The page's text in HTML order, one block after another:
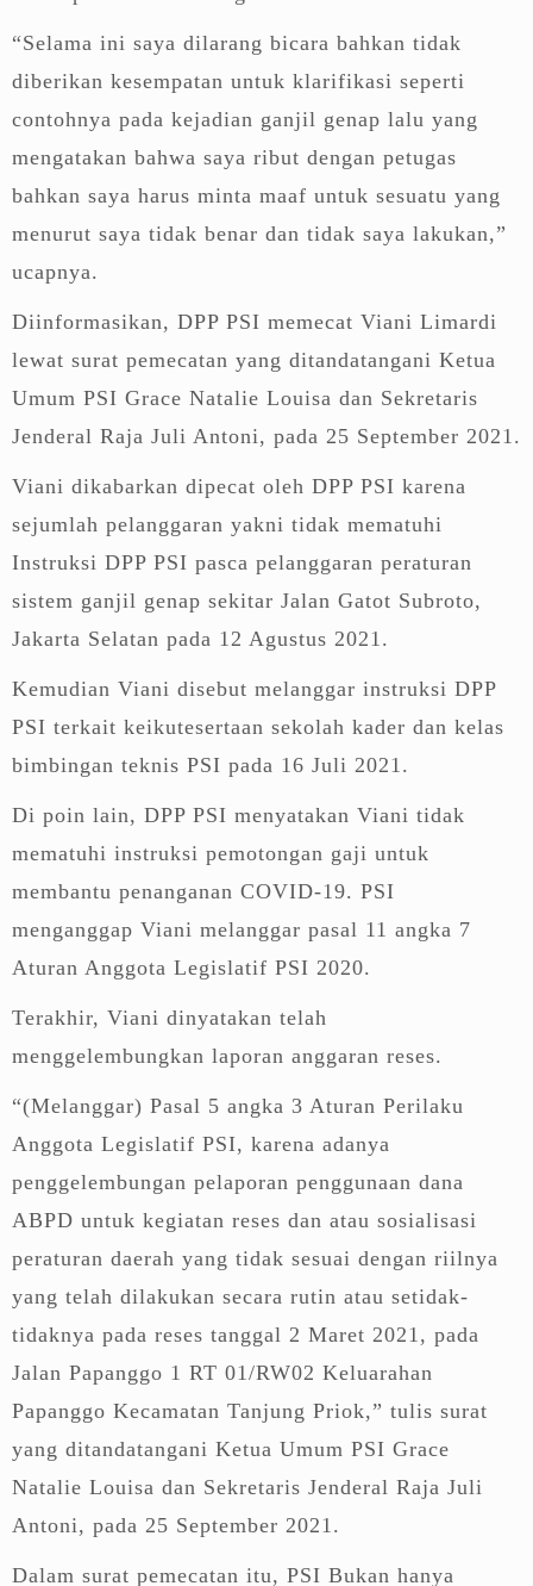
“Selama ini saya dilarang bicara bahkan tidak
diberikan kesempatan untuk klarifikasi seperti
contohnya pada kejadian ganjil genap lalu yang
mengatakan bahwa saya ribut dengan petugas
bahkan saya harus minta maaf untuk sesuatu yang
menurut saya tidak benar dan tidak saya lakukan,”
ucapnya.
Diinformasikan, DPP PSI memecat Viani Limardi
lewat surat pemecatan yang ditandatangani Ketua
Umum PSI Grace Natalie Louisa dan Sekretaris
Jenderal Raja Juli Antoni, pada 25 September 2021.
Viani dikabarkan dipecat oleh DPP PSI karena
sejumlah pelanggaran yakni tidak mematuhi
Instruksi DPP PSI pasca pelanggaran peraturan
sistem ganjil genap sekitar Jalan Gatot Subroto,
Jakarta Selatan pada 12 Agustus 2021.
Kemudian Viani disebut melanggar instruksi DPP
PSI terkait keikutesertaan sekolah kader dan kelas
bimbingan teknis PSI pada 16 Juli 2021.
Di poin lain, DPP PSI menyatakan Viani tidak
mematuhi instruksi pemotongan gaji untuk
membantu penanganan COVID-19. PSI
menganggap Viani melanggar pasal 11 angka 7
Aturan Anggota Legislatif PSI 2020.
Terakhir, Viani dinyatakan telah
menggelembungkan laporan anggaran reses.
“(Melanggar) Pasal 5 angka 3 Aturan Perilaku
Anggota Legislatif PSI, karena adanya
penggelembungan pelaporan penggunaan dana
ABPD untuk kegiatan reses dan atau sosialisasi
peraturan daerah yang tidak sesuai dengan riilnya
yang telah dilakukan secara rutin atau setidak-
tidaknya pada reses tanggal 2 Maret 2021, pada
Jalan Papanggo 1 RT 01/RW02 Keluarahan
Papanggo Kecamatan Tanjung Priok,” tulis surat
yang ditandatangani Ketua Umum PSI Grace
Natalie Louisa dan Sekretaris Jenderal Raja Juli
Antoni, pada 25 September 2021.
Dalam surat pemecatan itu, PSI Bukan hanya